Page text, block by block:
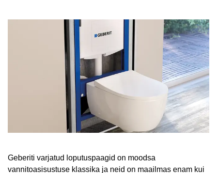
Geberiti varjatud loputuspaagid on moodsa
vannitoasisustuse klassika ja neid on maailmas enam kui